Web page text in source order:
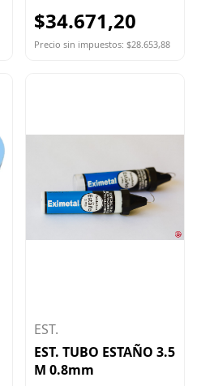
$34.671,20
Precio sin impuestos: $28.653,88
EST.
EST. TUBO ESTAÑO 3.5
M 0.8mm